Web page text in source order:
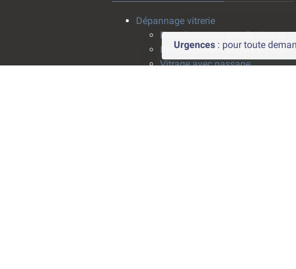
Urgences: pour toute
Dépannage vitrerie
Remplacement simple vitrage
Remplacement double vitrage
Vitrage avec passage